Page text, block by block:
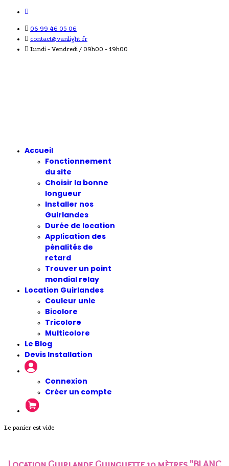
06 99 46 05 06
contact@vanlight.fr
Lundi - Vendredi / 09h00 - 19h00
Accueil
Fonctionnement
du site
Choisir la bonne
longueur
Installer nos
Guirlandes
Durée de location
Application des
pénalités de
retard
Trouver un point
mondial relay
Location Guirlandes
Couleur unie
Bicolore
Tricolore
Multicolore
Le Blog
Devis Installation
Connexion
Créer un compte
Le panier est vide